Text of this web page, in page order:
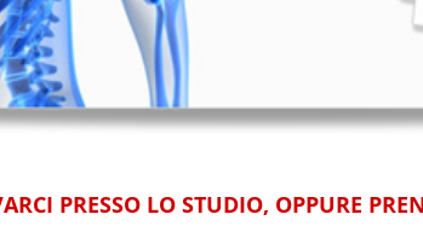
PRESSO LO STUDIO, OPPURE